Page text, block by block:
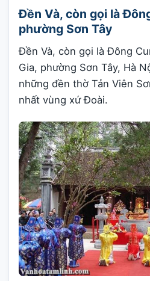
Đền Và, còn gọi là
phường Sơn Tây
Đền Và, còn gọi là Đông
Gia, phường Sơn Tây, Hà
những đền thờ Tản Viên
nhất vùng xứ Đoài.